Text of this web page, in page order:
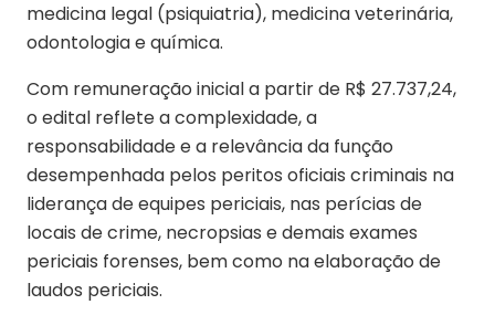
medicina legal (psiquiatria), medicina veterinária,
odontologia e química.
Com remuneração inicial a partir de R$ 27.737,24,
o edital reflete a complexidade, a
responsabilidade e a relevância da função
desempenhada pelos peritos oficiais criminais na
liderança de equipes periciais, nas perícias de
locais de crime, necropsias e demais exames
periciais forenses, bem como na elaboração de
laudos periciais.